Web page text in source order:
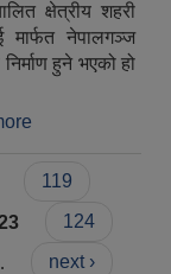
क्षेत्रीय शहरी
मार्फत नेपालगञ्ज
हुने भएको हो
प्रक्रिया शुरु !!
119
124
next ›